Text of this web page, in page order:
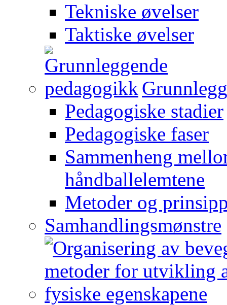
Tekniske øvelser
Taktiske øvelser
Pedagogiske stadier
Pedagogiske faser
Sammenheng
håndballelemtene
Metoder og
Samhandlingsmønstre